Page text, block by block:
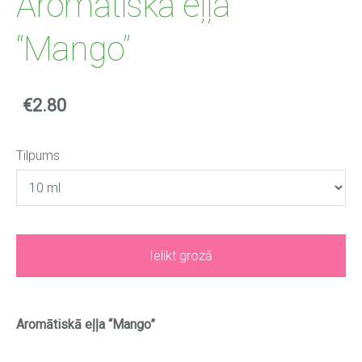
“Mango”
€2.80
Tilpums
Ielikt grozā
Aromātiskā eļļa “Mango”